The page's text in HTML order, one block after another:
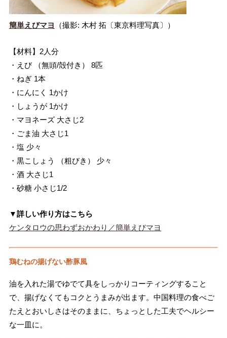
簡単えびマヨ （撮影: 木村 拓〔東京料理写真〕）
【材料】2人分
・えび （無頭/殻付き） 8匹
・ねぎ 1本
・にんにく 1かけ
・しょうが 1かけ
・マヨネーズ 大さじ2
・ごま油 大さじ1
・塩 少々
・黒こしょう （粗びき） 少々
・酒 大さじ1
・砂糖 小さじ1/2
▼詳しい作り方はこちら
ケンタロウの思わずおかわり／簡単えびマヨ
鶏むねの揚げない酢豚風
油を入れた湯でゆでて具をしっかりコーティングすること
で、揚げなくてもコクとうまみが出ます。中国料理の食べご
たえとおいしさはそのままに、ちょっとした工夫でヘルシー
な一皿に。